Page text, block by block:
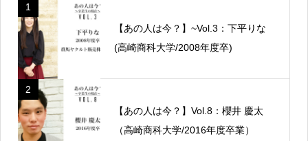
1
【あの人は今？】~Vol.3：下平りな
(高崎商科大学/2008年度卒)
2
【あの人は今？】Vol.8：櫻井 慶太
（高崎商科大学/2016年度卒業）